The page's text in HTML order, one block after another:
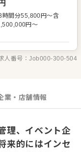
仕組みを他の店長た
心メンバーとして活
目以降には店舗経営
大きく組織作りに携
円
間分55,800円～含
人番号：Job000-300-504
業・店舗情報
理、イベント企
来的にはインセ